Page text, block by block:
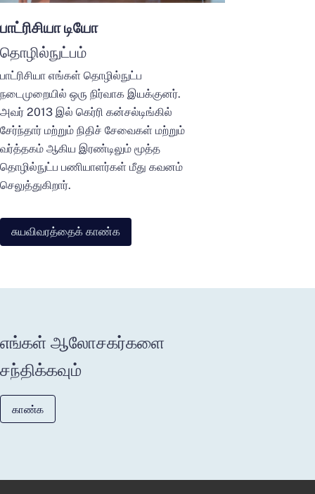
பாட்ரிசியா டியோ
தொழில்நுட்பம்
பாட்ரிசியா எங்கள் தொழில்நுட்ப
நடைமுறையில் ஒரு நிர்வாக இயக்குனர்.
அவர் 2013 இல் கெர்ரி கன்சல்டிங்கில்
சேர்ந்தார் மற்றும் நிதிச் சேவைகள் மற்றும்
வர்த்தகம் ஆகிய இரண்டிலும் மூத்த
தொழில்நுட்ப பணியாளர்கள் மீது கவனம்
செலுத்துகிறார்.
சுயவிவரத்தைக் காண்க
எங்கள் ஆலோசகர்களை
சந்திக்கவும்
காண்க